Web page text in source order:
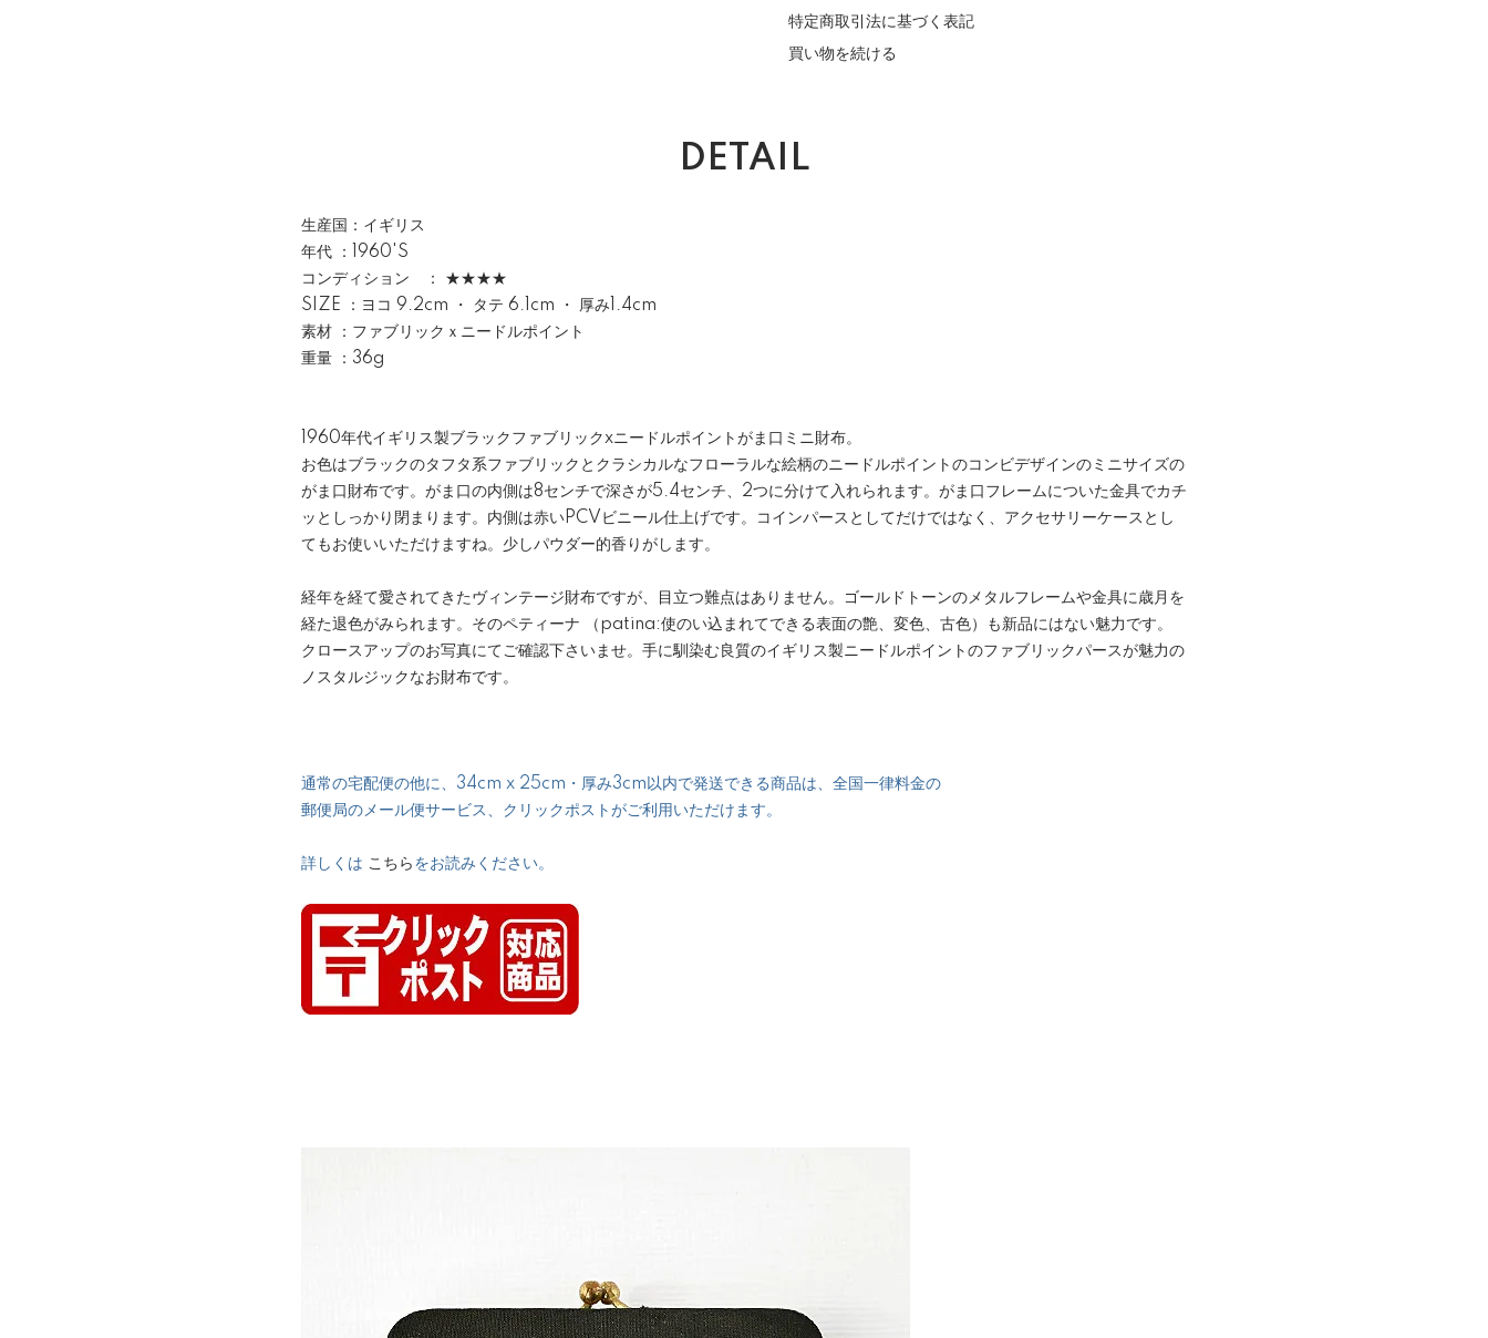
特定商取引法に基づく表記
買い物を続ける
DETAIL
生産国：イギリス
年代 ：1960'S
コンディション ： ★★★★
SIZE ：ヨコ 9.2cm ・ タテ 6.1cm ・ 厚み1.4cm
素材 ：ファブリックｘニードルポイント
重量 ：36g
1960年代イギリス製ブラックファブリックxニードルポイントがま口ミニ財布。
お色はブラックのタフタ系ファブリックとクラシカルなフローラルな絵柄のニードルポイントのコンビデザインのミニサイズの
がま口財布です。がま口の内側は8センチで深さが5.4センチ、2つに分けて入れられます。がま口フレームについた金具でカチ
ッとしっかり閉まります。内側は赤いPCVビニール仕上げです。コインパースとしてだけではなく、アクセサリーケースとし
てもお使いいただけますね。少しパウダー的香りがします。
経年を経て愛されてきたヴィンテージ財布ですが、目立つ難点はありません。ゴールドトーンのメタルフレームや金具に歳月を
経た退色がみられます。そのペティーナ （patina:使のい込まれてできる表面の艶、変色、古色）も新品にはない魅力です。
クロースアップのお写真にてご確認下さいませ。手に馴染む良質のイギリス製ニードルポイントのファブリックパースが魅力の
ノスタルジックなお財布です。
通常の宅配便の他に、34cm x 25cm・厚み3cm以内で発送できる商品は、全国一律料金の
郵便局のメール便サービス、クリックポストがご利用いただけます。
詳しくは こちらをお読みください。